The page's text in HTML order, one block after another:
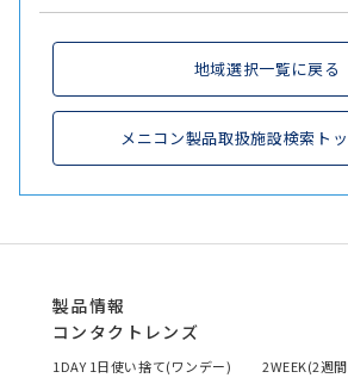
地域選択一覧に戻る
メニコン製品取扱施設検索ト
製品情報
コンタクトレンズ
1DAY 1日使い捨て(ワンデー)
2WEEK(2週